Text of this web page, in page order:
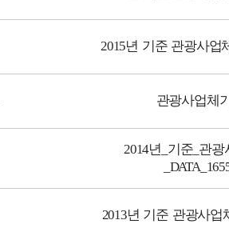
2015년 기준 관광사업
관광사업체
2014년_기준_관
2013년 기준 관광사업